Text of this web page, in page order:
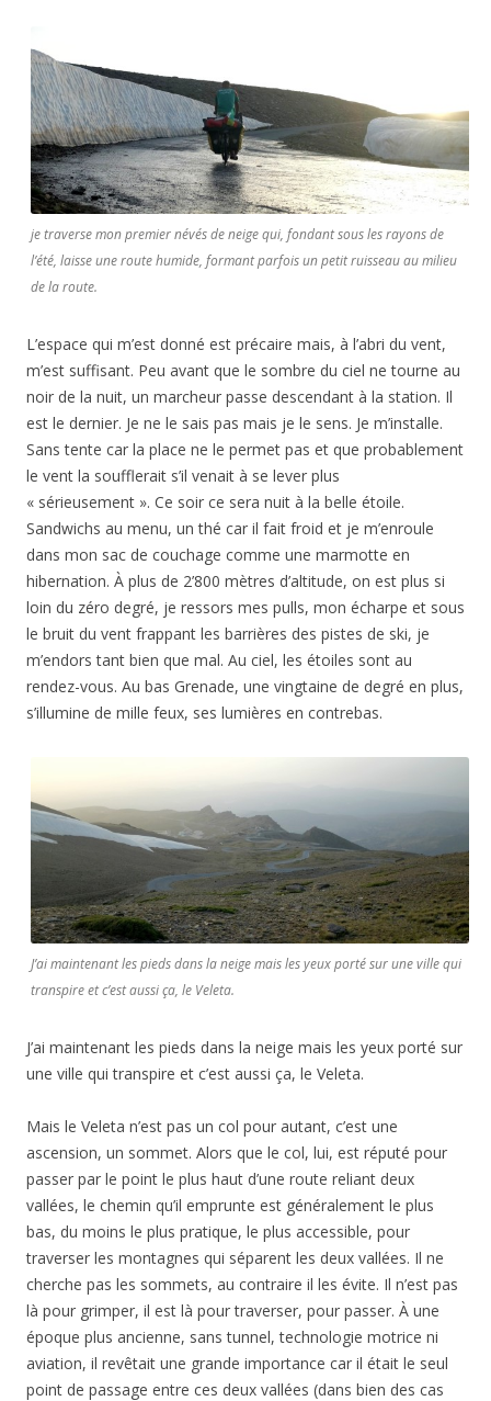
je traverse mon premier névés de neige qui, fondant sous les rayons de
l’été, laisse une route humide, formant parfois un petit ruisseau au milieu
de la route.
L’espace qui m’est donné est précaire mais, à l’abri du vent,
m’est suffisant. Peu avant que le sombre du ciel ne tourne au
noir de la nuit, un marcheur passe descendant à la station. Il
est le dernier. Je ne le sais pas mais je le sens. Je m’installe.
Sans tente car la place ne le permet pas et que probablement
le vent la soufflerait s’il venait à se lever plus
« sérieusement ». Ce soir ce sera nuit à la belle étoile.
Sandwichs au menu, un thé car il fait froid et je m’enroule
dans mon sac de couchage comme une marmotte en
hibernation. À plus de 2’800 mètres d’altitude, on est plus si
loin du zéro degré, je ressors mes pulls, mon écharpe et sous
le bruit du vent frappant les barrières des pistes de ski, je
m’endors tant bien que mal. Au ciel, les étoiles sont au
rendez-vous. Au bas Grenade, une vingtaine de degré en plus,
s’illumine de mille feux, ses lumières en contrebas.
J’ai maintenant les pieds dans la neige mais les yeux porté sur une ville qui
transpire et c’est aussi ça, le Veleta.
J’ai maintenant les pieds dans la neige mais les yeux porté sur
une ville qui transpire et c’est aussi ça, le Veleta.
Mais le Veleta n’est pas un col pour autant, c’est une
ascension, un sommet. Alors que le col, lui, est réputé pour
passer par le point le plus haut d’une route reliant deux
vallées, le chemin qu’il emprunte est généralement le plus
bas, du moins le plus pratique, le plus accessible, pour
traverser les montagnes qui séparent les deux vallées. Il ne
cherche pas les sommets, au contraire il les évite. Il n’est pas
là pour grimper, il est là pour traverser, pour passer. À une
époque plus ancienne, sans tunnel, technologie motrice ni
aviation, il revêtait une grande importance car il était le seul
point de passage entre ces deux vallées (dans bien des cas